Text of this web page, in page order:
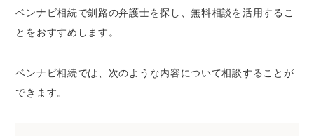
ベンナビ相続で釧路の弁護士を探し、無料相談を活用するこ
とをおすすめします。
ベンナビ相続では、次のような内容について相談することが
できます。